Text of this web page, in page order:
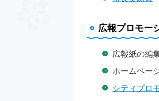
広報プロモー
広報紙の編
ホームペー
シティプロ